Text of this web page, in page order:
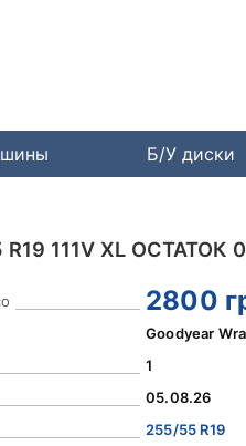
Б/У диски
R19 111V XL ОСТАТОК
2800
Goodyear
1
05.08.26
255/55 R19